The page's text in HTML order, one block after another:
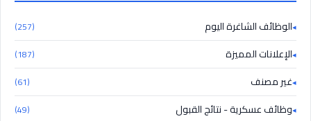
الوظائف الشاغرة اليوم (257)
الإعلانات المميزة (187)
غير مصنف (61)
وظائف عسكرية - نتائج القبول (49)